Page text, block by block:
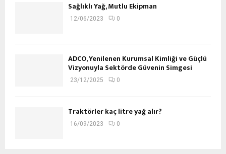
Sağlıklı Yağ, Mutlu Ekipman
12/06/2023 0
ADCO, Yenilenen Kurumsal Kimliği ve Güçlü
Vizyonuyla Sektörde Güvenin Simgesi
23/12/2025 0
Traktörler kaç litre yağ alır?
16/09/2023 0